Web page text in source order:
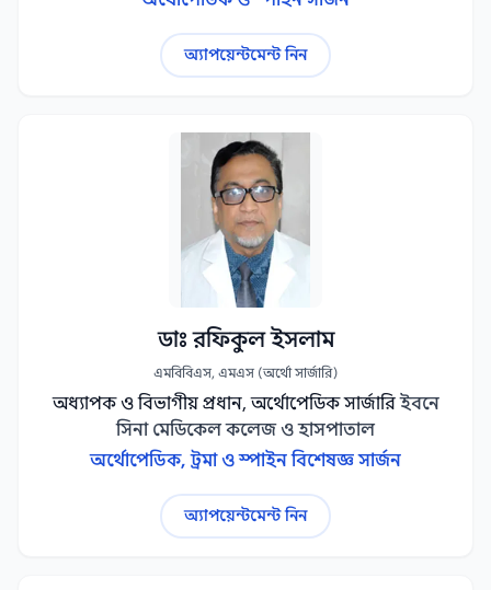
অ্যাপয়েন্টমেন্ট নিন
ডাঃ রফিকুল ইসলাম
এমবিবিএস, এমএস (অর্থো সার্জারি)
অধ্যাপক ও বিভাগীয় প্রধান, অর্থোপেডিক সার্জারি ইবনে
সিনা মেডিকেল কলেজ ও হাসপাতাল
অর্থোপেডিক, ট্রমা ও স্পাইন বিশেষজ্ঞ সার্জন
অ্যাপয়েন্টমেন্ট নিন